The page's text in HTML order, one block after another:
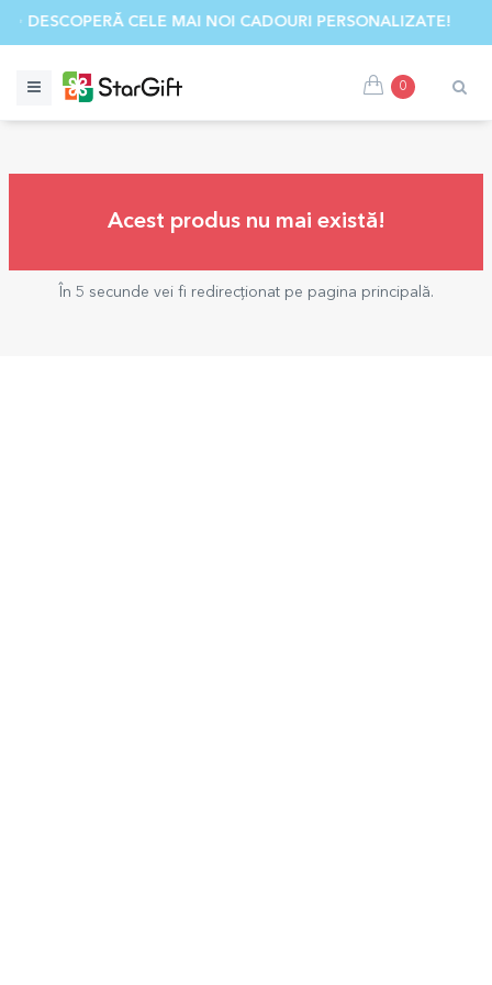
✨ DESCOPERĂ CELE MAI NOI CADOURI PERSONALIZATE! ☀️
0
Acest produs nu mai există!
În 5 secunde vei fi redirecționat pe pagina principală.